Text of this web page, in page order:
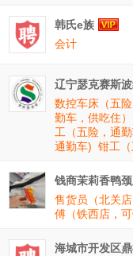
韩氏e族
会计
辽宁瑟克赛斯
数控车床（五
勤车，供吃住）
工（五险，通勤
通勤车) 钳工（
钱商茉莉香鸭
售货员（北关店
傅（铁西店，可
海城市开发区